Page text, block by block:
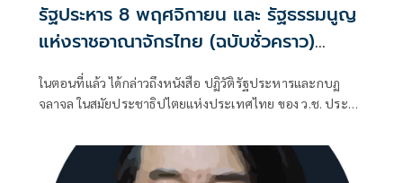
รัฐประหาร 8 พฤศจิกายน และ รัฐธรรมนูญ
แห่งราชอาณาจักรไทย (ฉบับชั่วคราว)
พุทธศักราช 2490 (ตอนที่ 17): พระราช
หัตถเลขาในหลวงรัชกาลที่ 9 สนับสนุน
ในตอนที่แล้ว ได้กล่าวถึงหนังสือ ปฏิวัติรัฐประหารและกบฏ
จลาจล ในสมัยประชาธิปไตยแห่งประเทศไทย ของ ว.ช. ประสัง